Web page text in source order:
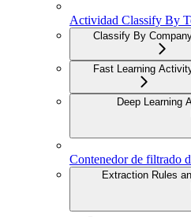
Actividad Classify By
Classify By
Fast Learning
Deep Learning
Contenedor de filtrado
Extraction Rules